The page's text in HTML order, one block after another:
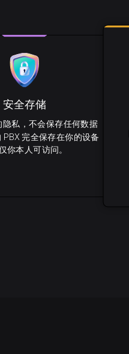
安全存储
隐私，不会保存任何数据
PBX 完全保存在你的设备
你本人可访问。